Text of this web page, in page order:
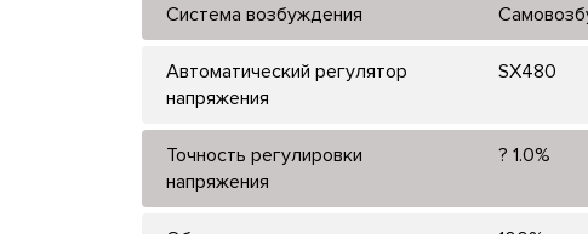
Система возбуждения
Автоматический регулятор
напряжения
SX480
Точность регулировки
напряжения
? 1.0%